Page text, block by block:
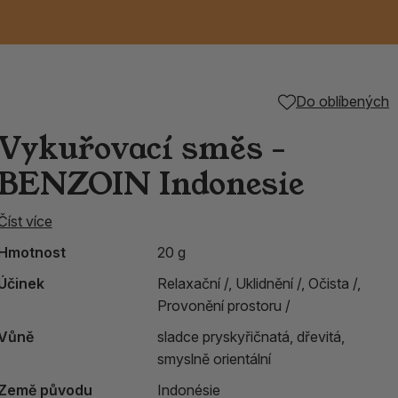
Orientální kovové
lucerny
Do oblíbených
směs -
Indonesie
více
20 g
Relaxační /, Uklidnění /, Očista /,
Provonění prostoru /
sladce pryskyřičnatá, dřevitá,
smyslně orientální
původu
Indonésie